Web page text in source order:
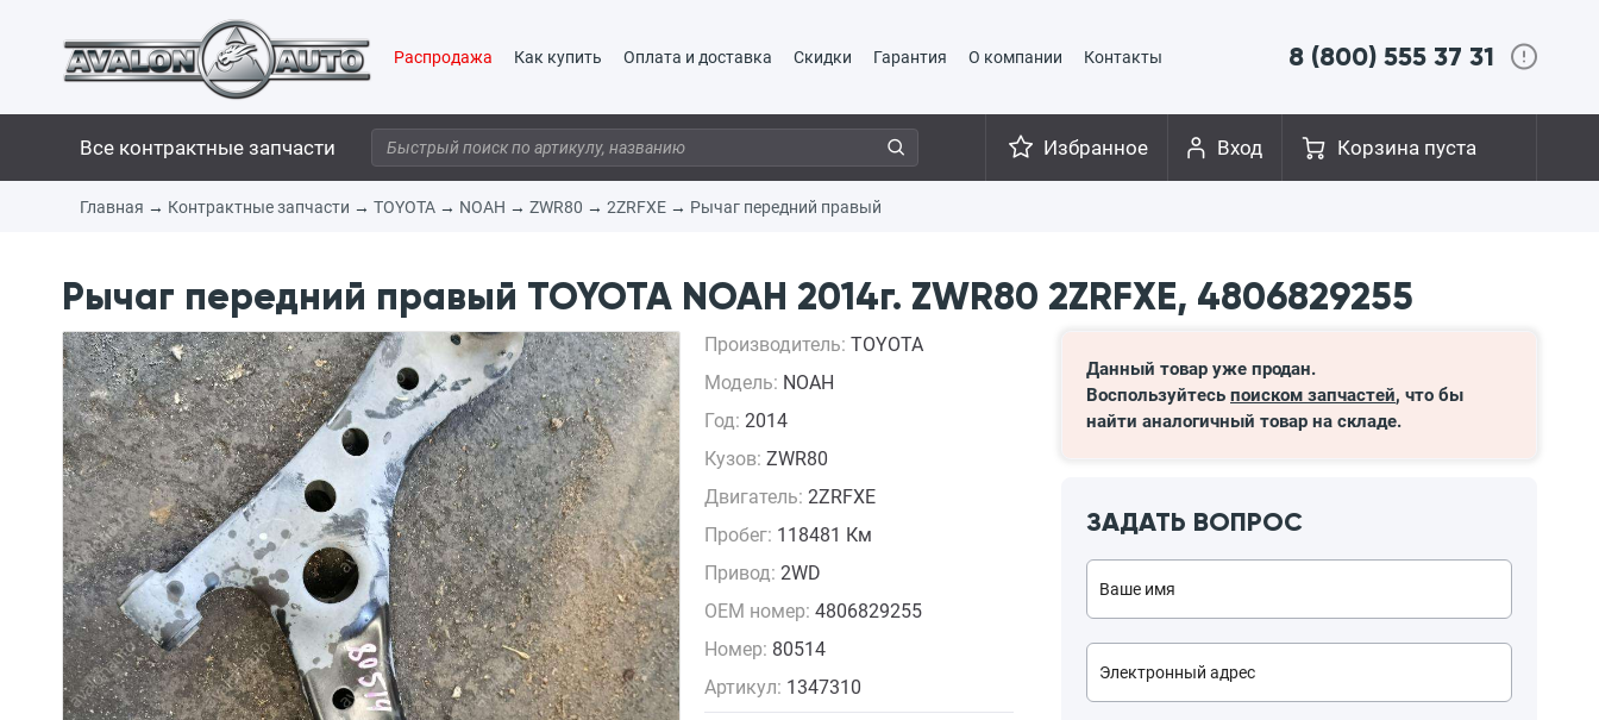
Распродажа Как купить Оплата и доставка Скидки Гарантия О компании Контакты 8 (800) 555 37 31
Все контрактные запчасти Корзина пуста
Вход
Избранное
Главная → Контрактные запчасти → TOYOTA → NOAH → ZWR80 → 2ZRFXE → Рычаг передний правый
Рычаг передний правый TOYOTA NOAH 2014г. ZWR80 2ZRFXE, 4806829255
Производитель: TOYOTA
Модель: NOAH
Год: 2014
Кузов: ZWR80
Двигатель: 2ZRFXE
Пробег: 118481 Км
Привод: 2WD
OEM номер: 4806829255
Номер: 80514
Артикул: 1347310
Данный товар уже продан.
Воспользуйтесь поиском запчастей, что бы
найти аналогичный товар на складе.
ЗАДАТЬ ВОПРОС